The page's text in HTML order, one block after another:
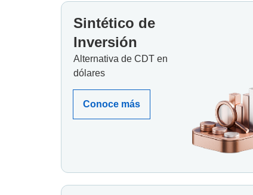
Sintético de
Inversión
Alternativa de CDT en
dólares
Conoce más